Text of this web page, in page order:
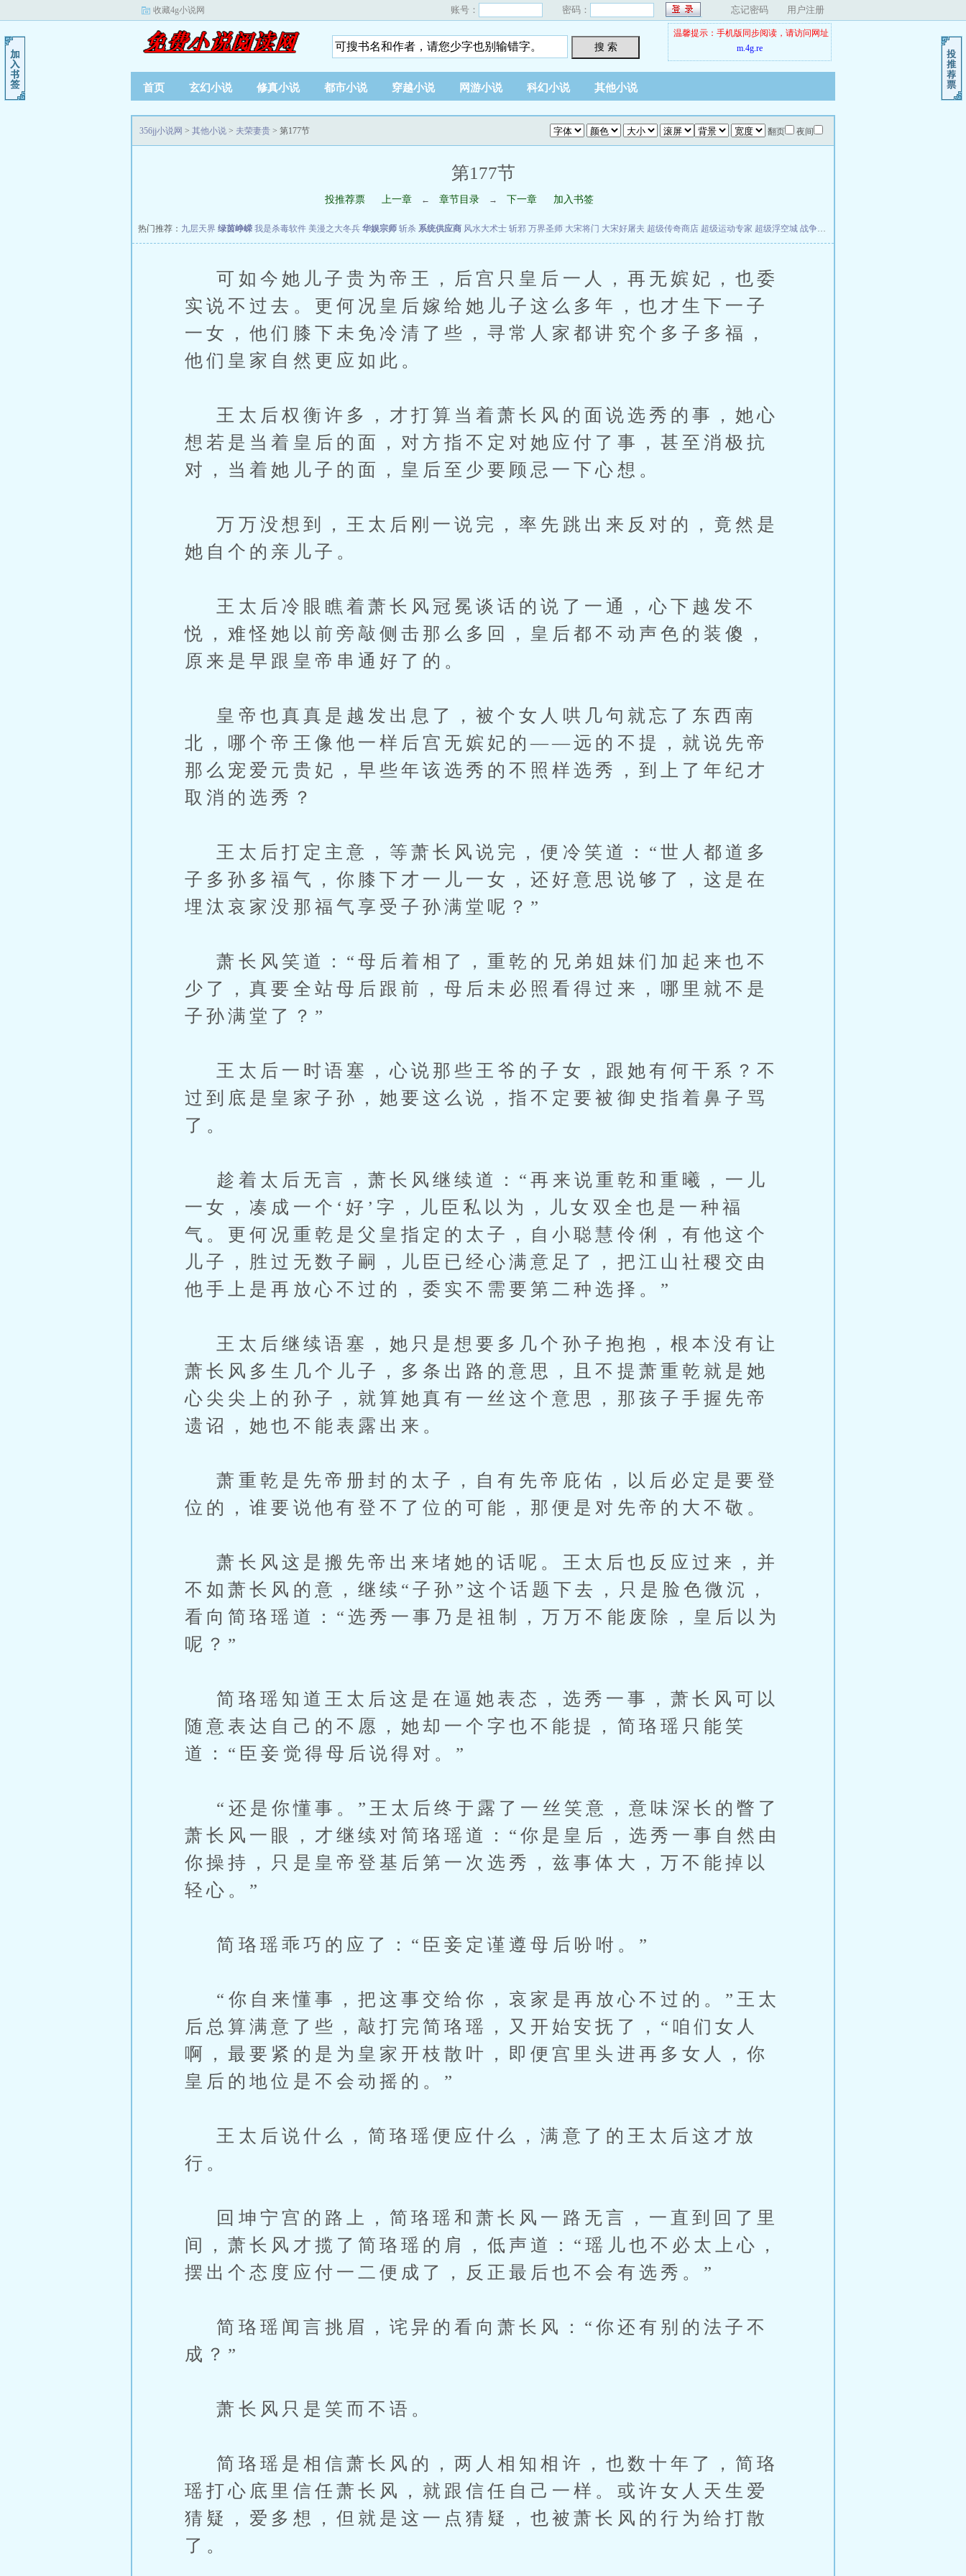
收藏4g小说网 账号： 密码： 忘记密码 用户注册
搜 索
温馨提示：手机版同步阅读，请访问网址
m.4g.re
首页 玄幻小说 修真小说 都市小说 穿越小说 网游小说 科幻小说 其他小说
翻页 夜间
356jj小说网 > 其他小说 > 夫荣妻贵 > 第177节
第177节
投推荐票 上一章 ← 章节目录 → 下一章 加入书签
热门推荐： 九层天界 绿茵峥嵘 我是杀毒软件 美漫之大冬兵 华娱宗师 斩杀 系统供应商 风水大术士 斩邪 万界圣师 大宋将门 大宋好屠夫 超级传奇商店 超级运动专家 超级浮空城 战争天堂
可如今她儿子贵为帝王，后宫只皇后一人，再无嫔妃，也委
实说不过去。更何况皇后嫁给她儿子这么多年，也才生下一子
一女，他们膝下未免冷清了些，寻常人家都讲究个多子多福，
他们皇家自然更应如此。
王太后权衡许多，才打算当着萧长风的面说选秀的事，她心
想若是当着皇后的面，对方指不定对她应付了事，甚至消极抗
对，当着她儿子的面，皇后至少要顾忌一下心想。
万万没想到，王太后刚一说完，率先跳出来反对的，竟然是
她自个的亲儿子。
王太后冷眼瞧着萧长风冠冕谈话的说了一通，心下越发不
悦，难怪她以前旁敲侧击那么多回，皇后都不动声色的装傻，
原来是早跟皇帝串通好了的。
皇帝也真真是越发出息了，被个女人哄几句就忘了东西南
北，哪个帝王像他一样后宫无嫔妃的——远的不提，就说先帝
那么宠爱元贵妃，早些年该选秀的不照样选秀，到上了年纪才
取消的选秀？
王太后打定主意，等萧长风说完，便冷笑道：“世人都道多
子多孙多福气，你膝下才一儿一女，还好意思说够了，这是在
埋汰哀家没那福气享受子孙满堂呢？”
萧长风笑道：“母后着相了，重乾的兄弟姐妹们加起来也不
少了，真要全站母后跟前，母后未必照看得过来，哪里就不是
子孙满堂了？”
王太后一时语塞，心说那些王爷的子女，跟她有何干系？不
过到底是皇家子孙，她要这么说，指不定要被御史指着鼻子骂
了。
趁着太后无言，萧长风继续道：“再来说重乾和重曦，一儿
一女，凑成一个‘好’字，儿臣私以为，儿女双全也是一种福
气。更何况重乾是父皇指定的太子，自小聪慧伶俐，有他这个
儿子，胜过无数子嗣，儿臣已经心满意足了，把江山社稷交由
他手上是再放心不过的，委实不需要第二种选择。”
王太后继续语塞，她只是想要多几个孙子抱抱，根本没有让
萧长风多生几个儿子，多条出路的意思，且不提萧重乾就是她
心尖尖上的孙子，就算她真有一丝这个意思，那孩子手握先帝
遗诏，她也不能表露出来。
萧重乾是先帝册封的太子，自有先帝庇佑，以后必定是要登
位的，谁要说他有登不了位的可能，那便是对先帝的大不敬。
萧长风这是搬先帝出来堵她的话呢。王太后也反应过来，并
不如萧长风的意，继续“子孙”这个话题下去，只是脸色微沉，
看向简珞瑶道：“选秀一事乃是祖制，万万不能废除，皇后以为
呢？”
简珞瑶知道王太后这是在逼她表态，选秀一事，萧长风可以
随意表达自己的不愿，她却一个字也不能提，简珞瑶只能笑
道：“臣妾觉得母后说得对。”
“还是你懂事。”王太后终于露了一丝笑意，意味深长的瞥了
萧长风一眼，才继续对简珞瑶道：“你是皇后，选秀一事自然由
你操持，只是皇帝登基后第一次选秀，兹事体大，万不能掉以
轻心。”
简珞瑶乖巧的应了：“臣妾定谨遵母后吩咐。”
“你自来懂事，把这事交给你，哀家是再放心不过的。”王太
后总算满意了些，敲打完简珞瑶，又开始安抚了，“咱们女人
啊，最要紧的是为皇家开枝散叶，即便宫里头进再多女人，你
皇后的地位是不会动摇的。”
王太后说什么，简珞瑶便应什么，满意了的王太后这才放
行。
回坤宁宫的路上，简珞瑶和萧长风一路无言，一直到回了里
间，萧长风才揽了简珞瑶的肩，低声道：“瑶儿也不必太上心，
摆出个态度应付一二便成了，反正最后也不会有选秀。”
简珞瑶闻言挑眉，诧异的看向萧长风：“你还有别的法子不
成？”
萧长风只是笑而不语。
简珞瑶是相信萧长风的，两人相知相许，也数十年了，简珞
瑶打心底里信任萧长风，就跟信任自己一样。或许女人天生爱
猜疑，爱多想，但就是这一点猜疑，也被萧长风的行为给打散
了。